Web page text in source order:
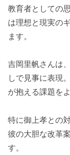
教育者としての
は理想と現実の
ます。
吉岡里帆さんは
しで見事に表現
が抱える課題を
特に御上孝との
彼の大胆な改革
す。